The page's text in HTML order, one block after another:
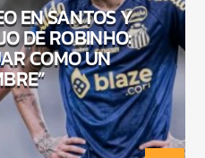
EN SANTOS Y
DE ROBINHO:
COMO UN